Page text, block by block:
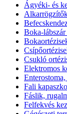
Ágyéki- és
Boka-
Csukló
Elektromos
Fali
Fáslik,
Felfekvés